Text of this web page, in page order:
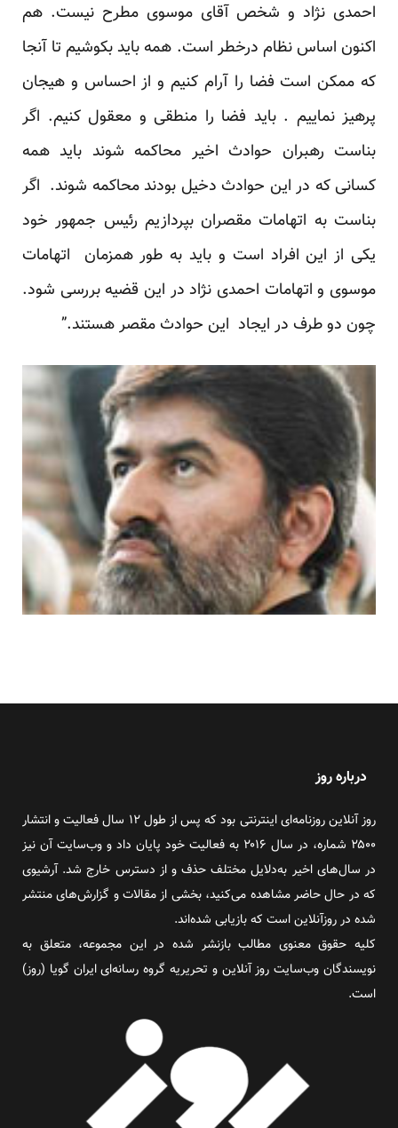
احمدی نژاد و شخص آقای موسوی مطرح نیست. هم
اکنون اساس نظام درخطر است. همه باید بکوشیم تا آنجا
که ممکن است فضا را آرام کنیم و از احساس و هیجان
پرهیز نماییم . باید فضا را منطقی و معقول کنیم. اگر
بناست رهبران حوادث اخیر محاکمه شوند باید همه
کسانی که در این حوادث دخیل بودند محاکمه شوند. اگر
بناست به اتهامات مقصران بپردازیم رئیس جمهور خود
یکی از این افراد است و باید به طور همزمان اتهامات
موسوی و اتهامات احمدی نژاد در این قضیه بررسی شود.
چون دو طرف در ایجاد این حوادث مقصر هستند.”
درباره روز
روز آنلاین روزنامه‌ای اینترنتی بود که پس از طول ۱۲ سال فعالیت و انتشار
۲۵۰۰ شماره، در سال ۲۰۱۶ به فعالیت خود پایان داد و وب‌سایت آن نیز
در سال‌های اخیر به‌دلایل مختلف حذف و از دسترس خارج شد. آرشیوی
که در حال حاضر مشاهده می‌کنید، بخشی از مقالات و گزارش‌های منتشر
شده در روزآنلاین است که بازیابی شده‌اند.
کلیه حقوق معنوی مطالب بازنشر شده در این مجموعه، متعلق به
نویسندگان وب‌سایت روز آنلاین و تحریریه گروه رسانه‌ای ایران گویا (روز)
است.